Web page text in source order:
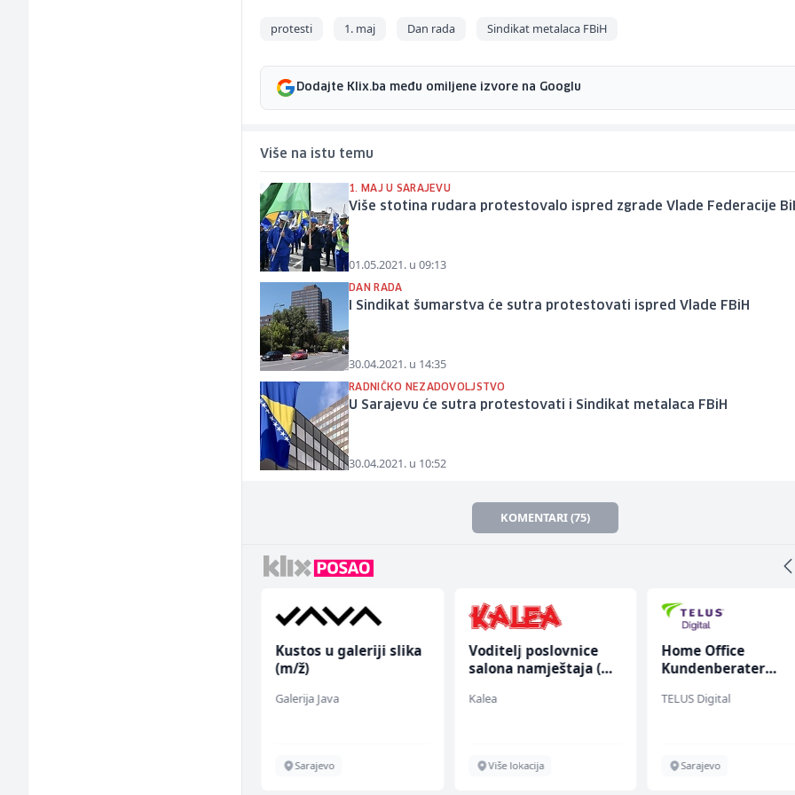
protesti 1. maj Dan rada Sindikat metalaca FBiH
Dodajte Klix.ba među omiljene izvore na Googlu
Više na istu temu
1. MAJ U SARAJEVU
Više stotina rudara protestovalo ispred zgrade Vlade Federacije
01.05.2021. u 09:13
DAN RADA
I Sindikat šumarstva će sutra protestovati ispred Vlade FBiH
30.04.2021. u 14:35
RADNIČKO NEZADOVOLJSTVO
U Sarajevu će sutra protestovati i Sindikat metalaca FBiH
30.04.2021. u 10:52
KOMENTARI (75)
Kustos u galeriji slika
(m/ž)
Galerija Java
Sarajevo
Voditelj poslovnice
salona namještaja (m/
Kalea
Više lokacija
Home Office
Kundenberater
TELUS Digital
Sarajevo